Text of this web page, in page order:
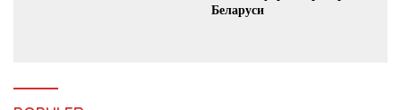
Беларуси